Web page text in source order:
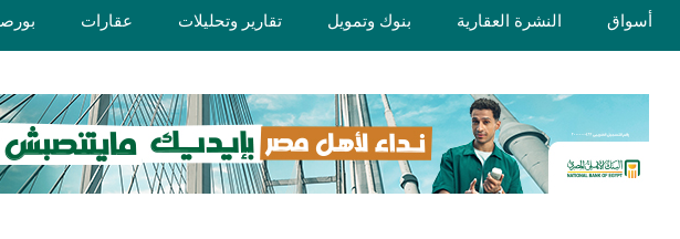
أسواق النشرة العقارية بنوك وتمويل تقارير وتحليلات عقارات